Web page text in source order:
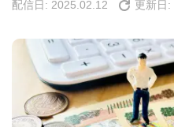
配信日: 2025.02.12 更新日: